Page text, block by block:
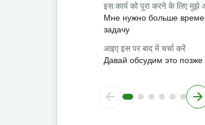
इस कार्य को पूरा करने के लिए मुझे
Мне нужно больше
задачу
आइए इस पर बाद में चर्चा करें
Давай обсудим это позже